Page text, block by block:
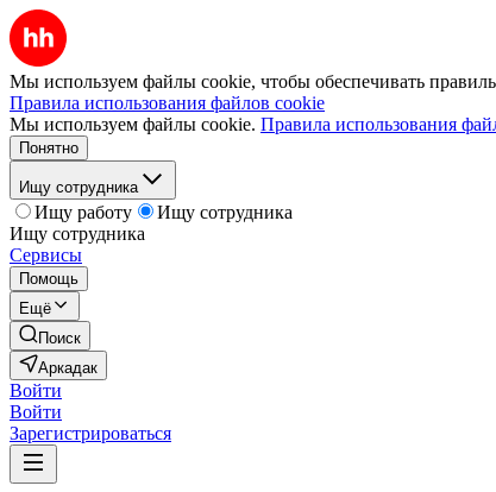
Мы используем файлы cookie, чтобы обеспечивать
Правила использования файлов cookie
Мы используем файлы cookie. Правила использования
Понятно
Ищу сотрудника
Ищу работу
Ищу сотрудника
Ищу сотрудника
Сервисы
Помощь
Ещё
Поиск
Аркадак
Войти
Войти
Зарегистрироваться